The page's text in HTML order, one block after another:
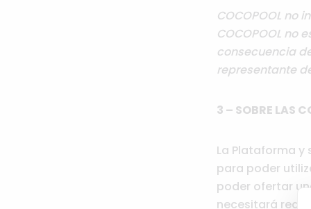
COCOPOOL no
COCOPOOL
consecuencia
representante
3 – SOBRE LAS
La Plataforma y
para poder
poder ofertar
necesitará